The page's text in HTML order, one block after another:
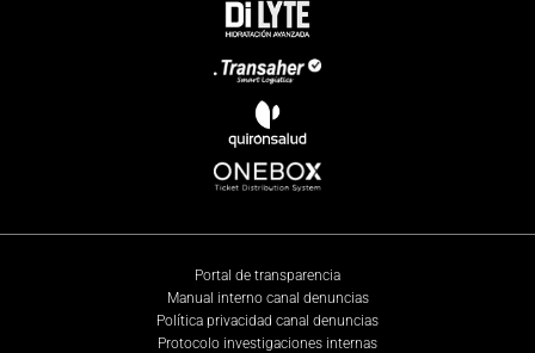
Portal de transparencia
Manual interno canal denuncias
Política privacidad canal denuncias
Protocolo investigaciones internas